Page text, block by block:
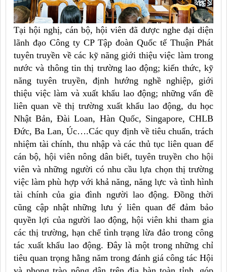
Tại hội nghị, cán bộ, hội viên đã được nghe đại diện
lãnh đạo Công ty CP Tập đoàn Quốc tế Thuận Phát
tuyên truyền về các kỹ năng giới thiệu việc làm trong
nước và thông tin thị trường lao động; kiến thức, kỹ
năng tuyên truyền, định hướng nghề nghiệp, giới
thiệu việc làm và xuất khẩu lao động; những vấn đề
liên quan về thị trường xuất khẩu lao động, du học
Nhật Bản, Đài Loan, Hàn Quốc, Singapore, CHLB
Đức, Ba Lan, Úc….Các quy định về tiêu chuẩn, trách
nhiệm tài chính, thu nhập và các thủ tục liên quan để
cán bộ, hội viên nông dân biết, tuyên truyền cho hội
viên và những người có nhu cầu lựa chọn thị trường
việc làm phù hợp với khả năng, năng lực và tình hình
tài chính của gia đình người lao động. Đồng thời
cũng cập nhật những lưu ý liên quan để đảm bảo
quyền lợi của người lao động, hội viên khi tham gia
các thị trường, hạn chế tình trạng lừa đảo trong công
tác xuất khẩu lao động. Đây là một trong những chỉ
tiêu quan trọng hằng năm trong đánh giá công tác Hội